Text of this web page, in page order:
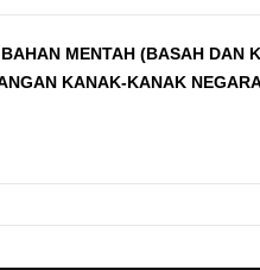
MENTAH (BASAH DAN
KANAK-KANAK